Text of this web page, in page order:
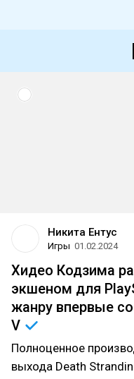
Никита Ентус
Игры 01.02.2024
Хидео Кодзима
экшеном для
жанру впервые
V
Полноценное
выхода Death